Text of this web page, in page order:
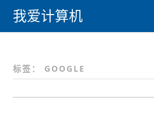
我爱计算机
标签： GOOGLE